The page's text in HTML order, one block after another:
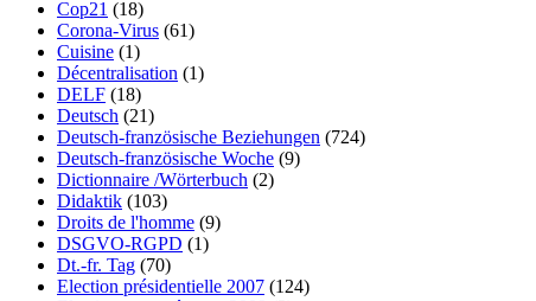
Cop21 (18)
Corona-Virus (61)
Cuisine (1)
Décentralisation (1)
DELF (18)
Deutsch (21)
Deutsch-französische Beziehungen (724)
Deutsch-französische Woche (9)
Dictionnaire /Wörterbuch (2)
Didaktik (103)
Droits de l'homme (9)
DSGVO-RGPD (1)
Dt.-fr. Tag (70)
Election présidentielle 2007 (124)